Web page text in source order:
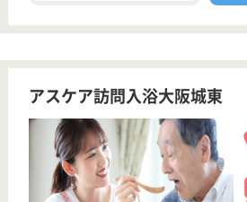
土日休み 育休・産休 駅徒歩10分以内
詳細を見る WEB問合せ
協和会 淀川介護老人保健施設ハートフル
駅チカの老健
大阪府大阪市淀
川区十三東5-3-
29